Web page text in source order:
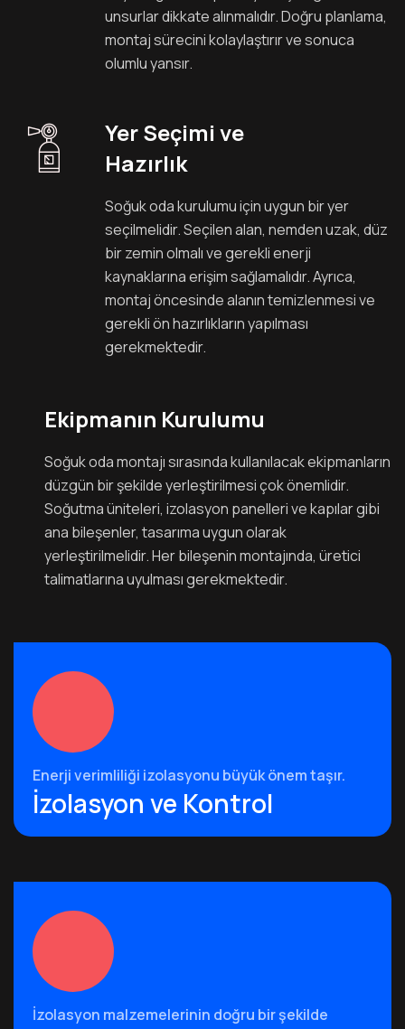
unsurlar dikkate alınmalıdır. Doğru planlama,
montaj sürecini kolaylaştırır ve sonuca
olumlu yansır.
Yer Seçimi ve
Hazırlık
Soğuk oda kurulumu için uygun bir yer
seçilmelidir. Seçilen alan, nemden uzak, düz
bir zemin olmalı ve gerekli enerji
kaynaklarına erişim sağlamalıdır. Ayrıca,
montaj öncesinde alanın temizlenmesi ve
gerekli ön hazırlıkların yapılması
gerekmektedir.
Ekipmanın Kurulumu
Soğuk oda montajı sırasında kullanılacak ekipmanların
düzgün bir şekilde yerleştirilmesi çok önemlidir.
Soğutma üniteleri, izolasyon panelleri ve kapılar gibi
ana bileşenler, tasarıma uygun olarak
yerleştirilmelidir. Her bileşenin montajında, üretici
talimatlarına uyulması gerekmektedir.
Enerji verimliliği izolasyonu büyük önem taşır.
İzolasyon ve Kontrol
İzolasyon malzemelerinin doğru bir şekilde